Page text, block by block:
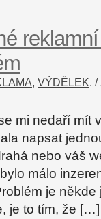
, VÝDĚLEK.
mi nedaří mít
napsat
nebo váš
málo
je někde
je to tím, že […]